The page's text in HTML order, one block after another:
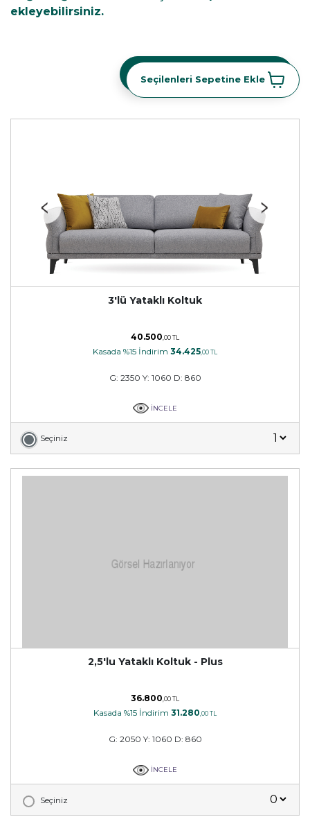
ekleyebilirsiniz.
Seçilenleri Sepetine Ekle
Seçilenleri Sepetine Ekle
3'lü Yataklı Koltuk
40.500 ,00 TL
Kasada %15 İndirim 34.425 ,00 TL
G: 2350 Y: 1060 D: 860
İNCELE
Seçiniz
2,5'lu Yataklı Koltuk - Plus
36.800,00 TL
Kasada %15 İndirim 31.280,00 TL
G: 2050 Y: 1060 D: 860
İNCELE
Seçiniz